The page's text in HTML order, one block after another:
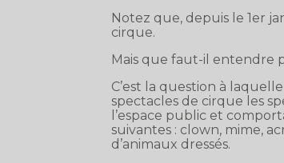
Notez que, depuis le 1er
cirque.
Mais que faut-il entendre
C’est la question à
spectacles de cirque les
l’espace public et
suivantes : clown, mime,
d’animaux dressés.